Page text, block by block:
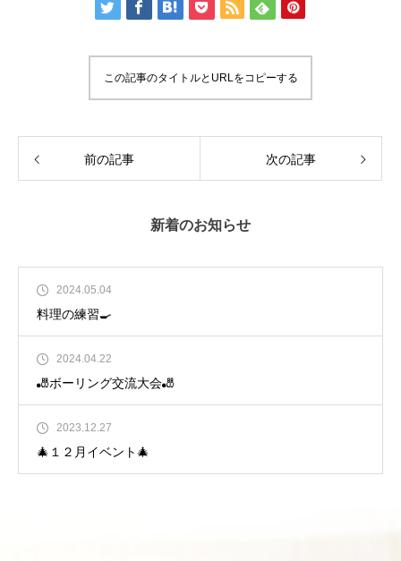
この記事のタイトルとURLをコピーする
前の記事 次の記事
新着のお知らせ
2024.05.04
料理の練習🍳
2024.04.22
🎳ボーリング交流大会🎳
2023.12.27
🎄１２月イベント🎄